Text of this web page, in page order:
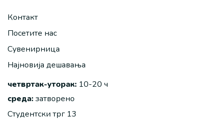
Контакт
Посетите нас
Сувенирница
Најновија дешавања
четвртак-уторак: 10-20 ч
среда:затворено
Студентски трг 13